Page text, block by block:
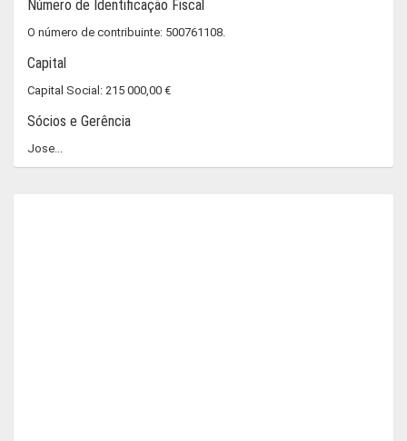
Número de Identificação Fiscal
O número de contribuinte: 500761108.
Capital
Capital Social: 215 000,00 €
Sócios e Gerência
Jose...